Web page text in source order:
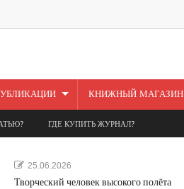
КНИЖНЫЙ МАГАЗИН
ГДЕ КУПИТЬ ЖУРНАЛ?
25.06.2026
Творческий человек высокого полёта